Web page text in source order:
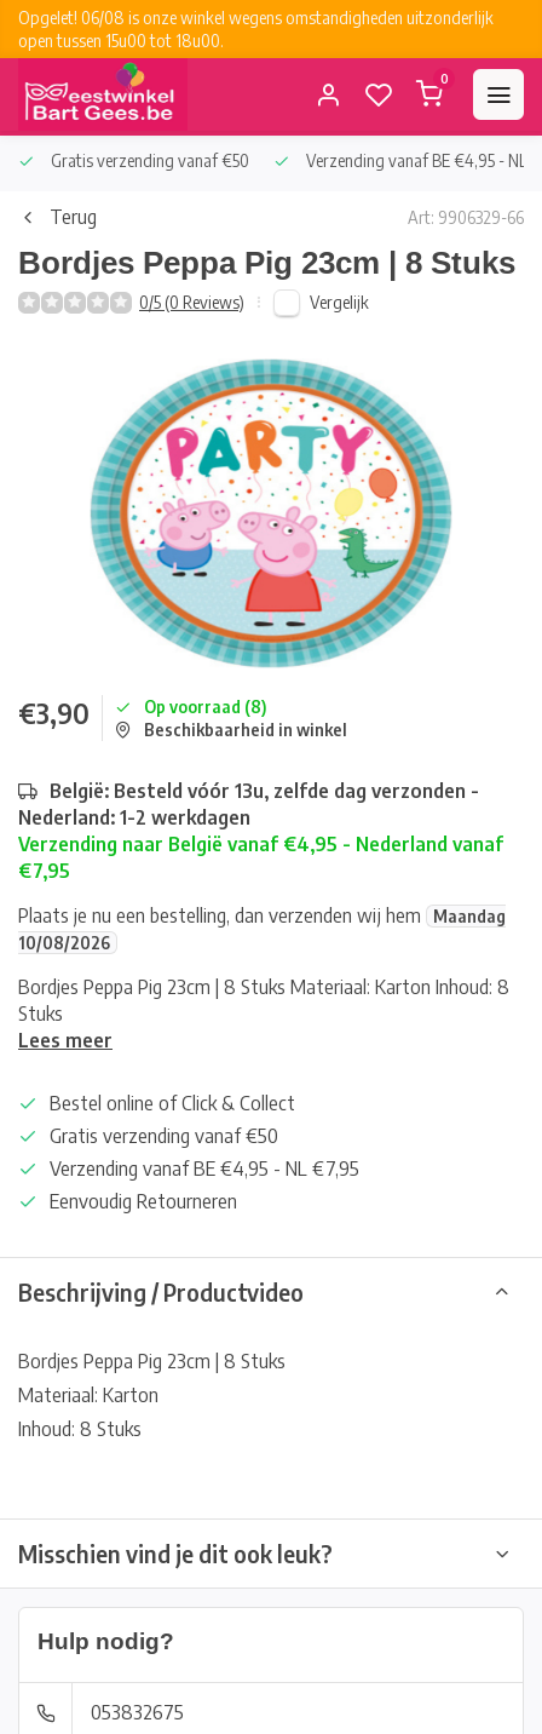
Opgelet! 06/08 is onze winkel wegens omstandigheden uitzonderlijk
open tussen 15u00 tot 18u00.
0
Gratis verzending vanaf €50 Verzending vanaf BE €4,95 - NL
Terug Art: 9906329-66
Bordjes Peppa Pig 23cm | 8 Stuks
0/5 (0 Reviews) Vergelijk
€3,90
Op voorraad (8)
Beschikbaarheid in winkel
België: Besteld vóór 13u, zelfde dag verzonden -
Nederland: 1-2 werkdagen
Verzending naar België vanaf €4,95 - Nederland vanaf
€7,95
Plaats je nu een bestelling, dan verzenden wij hem
Maandag
10/08/2026
Bordjes Peppa Pig 23cm | 8 Stuks Materiaal: Karton Inhoud: 8
Stuks
Lees meer
Bestel online of Click & Collect
Gratis verzending vanaf €50
Verzending vanaf BE €4,95 - NL €7,95
Eenvoudig Retourneren
Beschrijving / Productvideo
Bordjes Peppa Pig 23cm | 8 Stuks
Materiaal: Karton
Inhoud: 8 Stuks
Misschien vind je dit ook leuk?
Hulp nodig?
053832675